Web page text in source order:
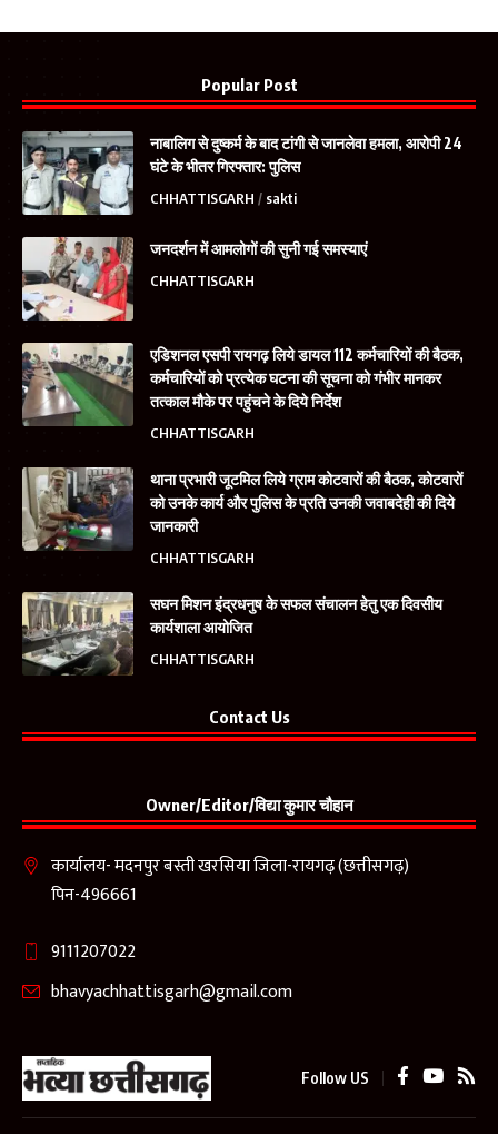
Popular Post
नाबालिग से दुष्कर्म के बाद टांगी से जानलेवा हमला, आरोपी 24
घंटे के भीतर गिरफ्तार: पुलिस
CHHATTISGARH sakti
जनदर्शन में आमलोगों की सुनी गई समस्याएं
CHHATTISGARH
एडिशनल एसपी रायगढ़ लिये डायल 112 कर्मचारियों की बैठक,
कर्मचारियों को प्रत्येक घटना की सूचना को गंभीर मानकर
तत्काल मौके पर पहुंचने के दिये निर्देश
CHHATTISGARH
थाना प्रभारी जूटमिल लिये ग्राम कोटवारों की बैठक, कोटवारों
को उनके कार्य और पुलिस के प्रति उनकी जवाबदेही की दिये
जानकारी
CHHATTISGARH
सघन मिशन इंद्रधनुष के सफल संचालन हेतु एक दिवसीय
कार्यशाला आयोजित
CHHATTISGARH
Contact Us
Owner/Editor/विद्या कुमार चौहान
कार्यालय- मदनपुर बस्ती खरसिया जिला-रायगढ़ (छत्तीसगढ़)
पिन-496661
9111207022
bhavyachhattisgarh@gmail.com
Follow US